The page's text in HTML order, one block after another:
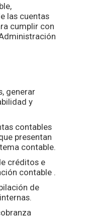
las cuentas
cumplir con
generar
y
contables
presentan
contable.
créditos e
contable .
de